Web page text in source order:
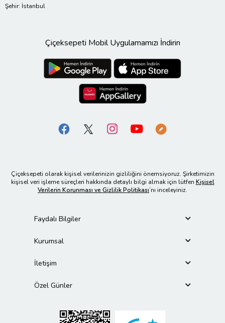
Şehir: İstanbul
Çiçeksepeti Mobil Uygulamamızı İndirin
Çiçeksepeti olarak kişisel verilerinizin gizliliğini önemsiyoruz. Şirketimizin
kişisel veri işleme süreçleri hakkında detaylı bilgi almak için lütfen Kişisel
Verilerin Korunması ve Gizlilik Politikası’nı inceleyiniz.
Faydalı Bilgiler
Kurumsal
İletişim
Özel Günler